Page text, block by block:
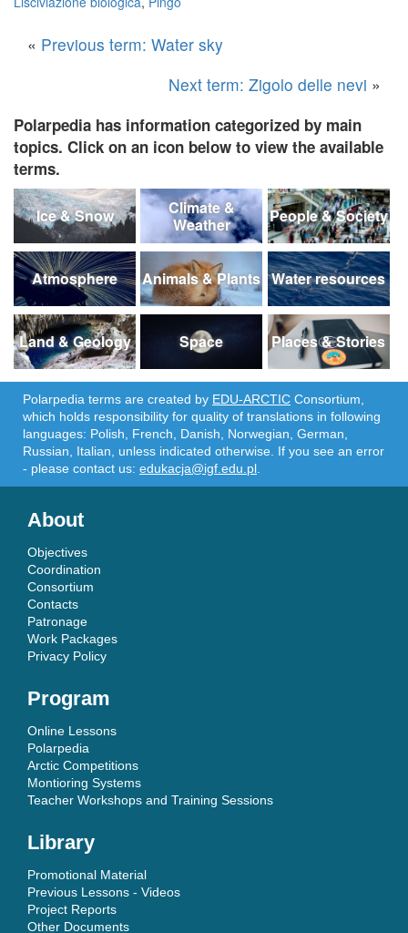
« Previous term: Water sky
Next term: Zigolo delle nevi »
Polarpedia has information categorized by main
topics. Click on an icon below to view the available
terms.
Ice & Snow
Climate &
Weather
People & Society
Atmosphere Animals & Plants Water resources
Land & Geology Space Places & Stories
Polarpedia terms are created by EDU-ARCTIC Consortium,
which holds responsibility for quality of translations in following
languages: Polish, French, Danish, Norwegian, German,
Russian, Italian, unless indicated otherwise. If you see an error
- please contact us: edukacja@igf.edu.pl
About
Objectives
Coordination
Consortium
Contacts
Patronage
Work Packages
Privacy Policy
Program
Online Lessons
Polarpedia
Arctic Competitions
Montioring Systems
Teacher Workshops and Training Sessions
Library
Promotional Material
Previous Lessons - Videos
Project Reports
Other Documents